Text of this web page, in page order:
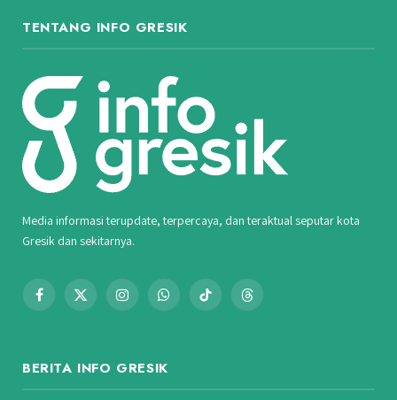
TENTANG INFO GRESIK
Media informasi terupdate, terpercaya, dan teraktual seputar kota
Gresik dan sekitarnya.
Facebook
X
InstagramWhatsAppTikTok Threads
BERITA INFO GRESIK